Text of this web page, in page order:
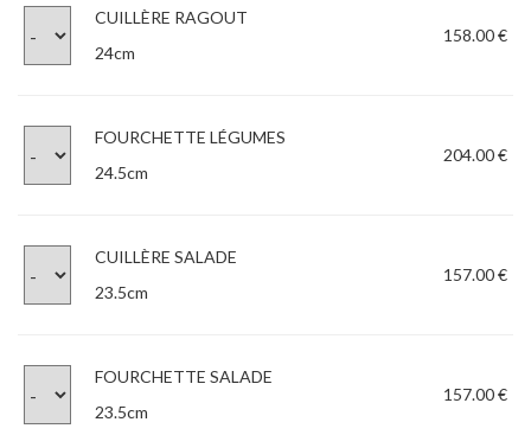
CUILLÈRE RAGOUT
24cm
158.00 €
FOURCHETTE LÉGUMES
24.5cm
204.00 €
CUILLÈRE SALADE
23.5cm
157.00 €
FOURCHETTE SALADE
23.5cm
157.00 €